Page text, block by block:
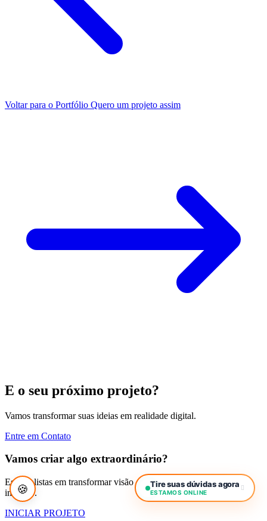
Voltar para o Portfólio Quero um projeto assim
E o seu próximo projeto?
Vamos transformar suas ideias em realidade digital.
Entre em Contato
Vamos criar algo extraordinário?
Especialistas em transformar visão em realidade digital de alto
impacto.
INICIAR PROJETO
Tire suas dúvidas agora
ESTAMOS ONLINE
🍪